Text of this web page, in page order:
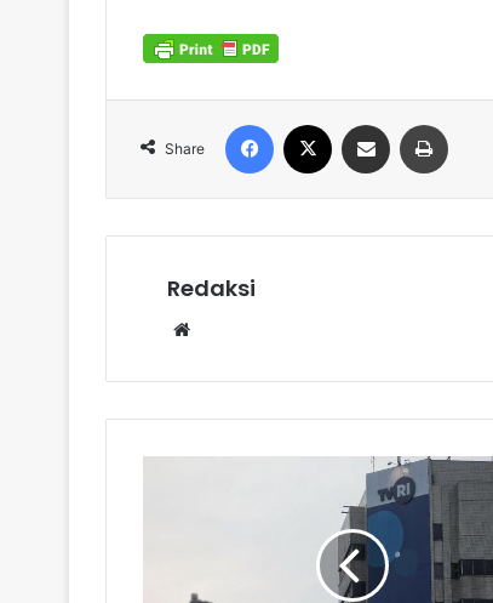
Share
Facebook Share via Email
Redaksi